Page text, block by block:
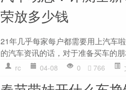
荣放多少钱
21年几乎每家每户都需要用上汽车
的汽车资讯的话，对于准备买车的
rc 04-08 0 766